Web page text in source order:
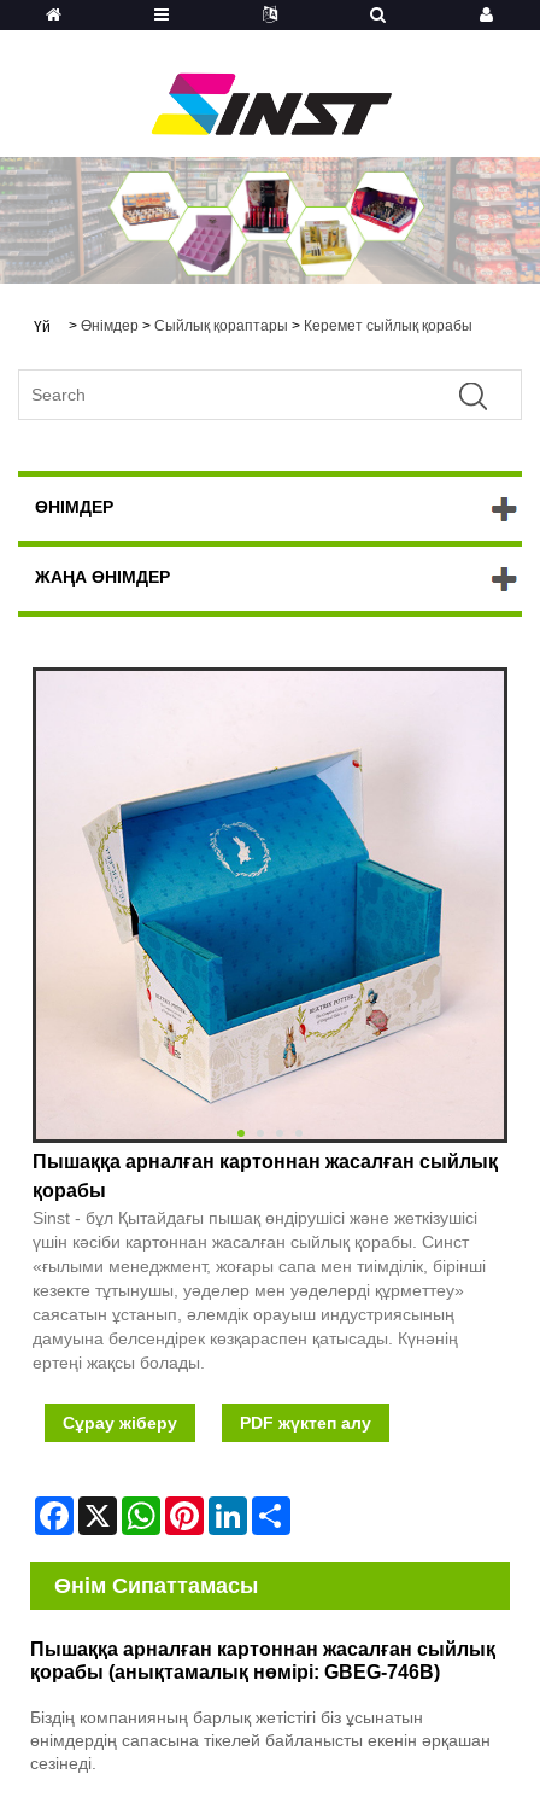
Үй > Өнімдер > Сыйлық қораптары > Керемет сыйлық қорабы
ӨНІМДЕР
ЖАҢА ӨНІМДЕР
Пышаққа арналған картоннан жасалған сыйлық
қорабы
Sinst - бұл Қытайдағы пышақ өндірушісі және жеткізушісі
үшін кәсіби картоннан жасалған сыйлық қорабы. Синст
«ғылыми менеджмент, жоғары сапа мен тиімділік, бірінші
кезекте тұтынушы, уәделер мен уәделерді құрметтеу»
саясатын ұстанып, әлемдік орауыш индустриясының
дамуына белсендірек көзқараспен қатысады. Күнәнің
ертеңі жақсы болады.
Сұрау жіберу PDF жүктеп алу
Facebook
X WhatsAppPinterestLinkedIn
Өнім Сипаттамасы
Пышаққа арналған картоннан жасалған сыйлық
қорабы (анықтамалық нөмірі: GBEG-746B)
Біздің компанияның барлық жетістігі біз ұсынатын
өнімдердің сапасына тікелей байланысты екенін әрқашан
сезінеді.